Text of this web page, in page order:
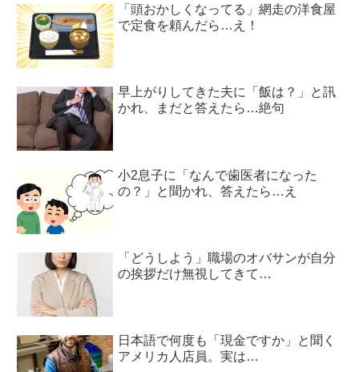
「頭おかしくなってる」網走の洋食屋
で定食を頼んだら…え！
早上がりしてきた夫に「飯は？」と訊
かれ、まだと答えたら…絶句
小2息子に「なんで歯医者になった
の？」と聞かれ、答えたら…え
「どうしよう」職場のオバサンが自分
の挨拶だけ無視してきて…
日本語で何度も「現金ですか」と聞く
アメリカ人店員。実は…